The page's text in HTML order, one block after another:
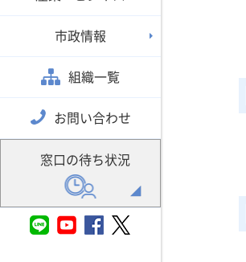
市政情報
組織一覧
お問い合わせ
窓口の待ち状況